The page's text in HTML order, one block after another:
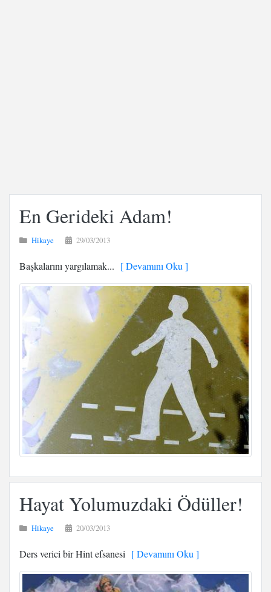
En Gerideki Adam!
Hikaye 29/03/2013
Başkalarını yargılamak... [ Devamını Oku ]
Hayat Yolumuzdaki Ödüller!
Hikaye 20/03/2013
Ders verici bir Hint efsanesi [ Devamını Oku ]